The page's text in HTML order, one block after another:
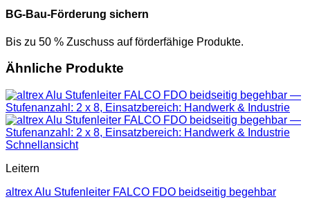
BG-Bau-Förderung sichern
Bis zu 50 % Zuschuss auf förderfähige Produkte.
Ähnliche Produkte
Schnellansicht
Leitern
altrex Alu Stufenleiter FALCO FDO beidseitig begehbar